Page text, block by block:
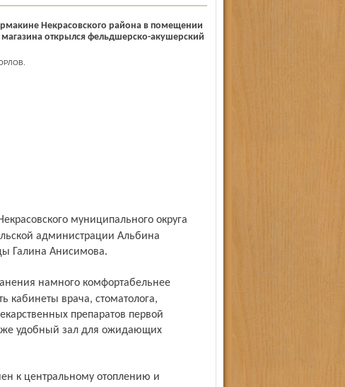
Некрасовского района в помещении
открылся фельдшерско-акушерский
администрации Альбина
Галина Анисимова.
кабинеты врача, стоматолога,
препаратов первой
удобный зал для ожидающих